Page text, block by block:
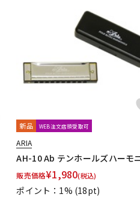
新品 WEB注文店頭受取可
ARIA
AH-10 Ab テンホールズハーモ
販売価格¥1,980(税込)
ポイント：1% (18pt)